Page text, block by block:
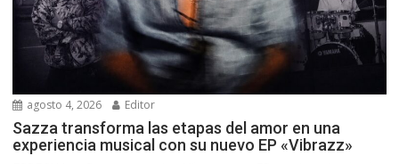
agosto 4, 2026 Editor
Sazza transforma las etapas del amor en una
experiencia musical con su nuevo EP «Vibrazz»